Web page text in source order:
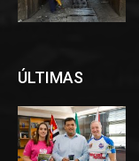
ÚLTIMAS